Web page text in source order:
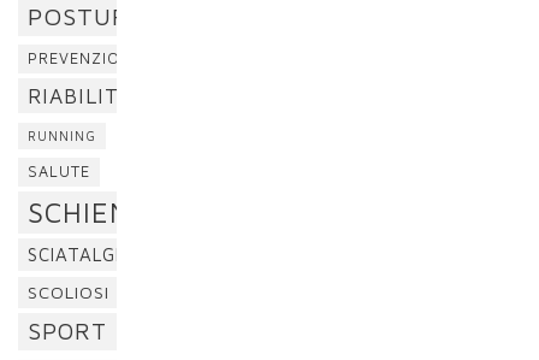
POSTURA
PREVENZIONE
RIABILITAZIONE
RUNNING
SALUTE
SCHIENA
SCIATALGIA
SCOLIOSI
SPORT